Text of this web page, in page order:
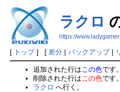
ラクロ
https://
[ トップ] [ 差分| バックアップ|
追加された行はこの色です。
削除された行はこの色です。
ラクロ へ行く。